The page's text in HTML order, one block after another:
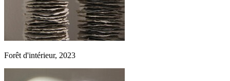
Forêt d'intérieur, 2023